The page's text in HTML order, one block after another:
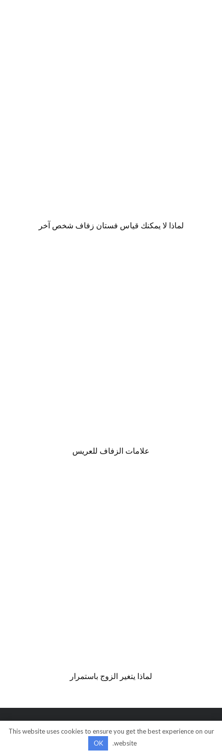
لماذا لا يمكنك قياس فستان زفاف شخص آخر
علامات الزفاف للعريس
لماذا يتغير الزوج باستمرار
© كل الحقوق محفوظة
This website uses cookies to ensure you get the best experience on our
website.
OK